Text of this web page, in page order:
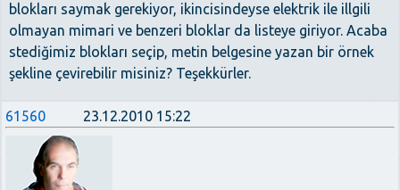
blokları saymak gerekiyor, ikincisindeyse elektrik ile illgili
olmayan mimari ve benzeri bloklar da listeye giriyor. Acaba
stediğimiz blokları seçip, metin belgesine yazan bir örnek
şekline çevirebilir misiniz? Teşekkürler.
61560 23.12.2010 15:22